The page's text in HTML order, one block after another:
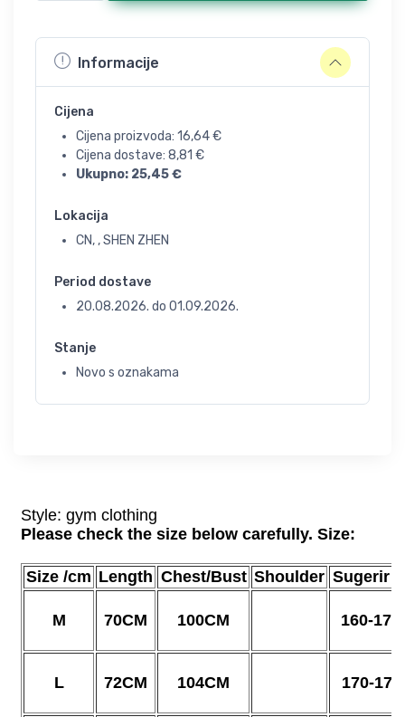
Informacije
Cijena
Cijena proizvoda: 16,64€
Cijena dostave: 8,81 €
Ukupno: 25,45€
Lokacija
CN, , SHEN ZHEN
Period dostave
20.08.2026. do 01.09.2026.
Stanje
Novo s oznakama